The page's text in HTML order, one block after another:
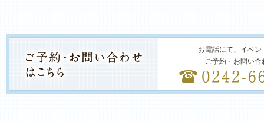
お電話にて、イベ
ご予約・お問い